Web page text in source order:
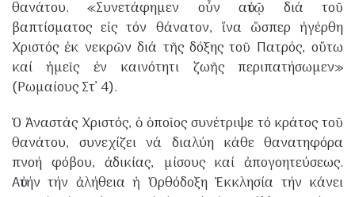
θανάτου. «Συνετάφημεν οὖν αὐτῷ διά τοῦ
βαπτίσματος εἰς τόν θάνατον, ἵνα ὥσπερ ἠγέρθη
Χριστός ἐκ νεκρῶν διά τῆς δόξης τοῦ Πατρός, οὕτω
καί ἡμεῖς ἐν καινότητι ζωῆς περιπατήσωμεν»
(Ρωμαίους Στ’ 4).
​Ὁ Ἀναστάς Χριστός, ὁ ὁποῖος συνέτριψε τό κράτος τοῦ
θανάτου, συνεχίζει νά διαλύη κάθε θανατηφόρα
πνοή φόβου, ἀδικίας, μίσους καί ἀπογοητεύσεως.
Αὐτήν τήν ἀλήθεια ἡ Ὀρθόδοξη Ἐκκλησία τήν κάνει